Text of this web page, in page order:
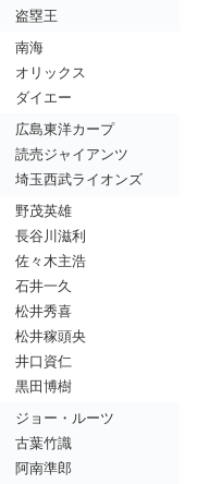
盗塁王
南海
オリックス
ダイエー
広島東洋カープ
読売ジャイアンツ
埼玉西武ライオンズ
野茂英雄
長谷川滋利
佐々木主浩
石井一久
松井秀喜
松井稼頭央
井口資仁
黒田博樹
ジョー・ルーツ
古葉竹識
阿南準郎